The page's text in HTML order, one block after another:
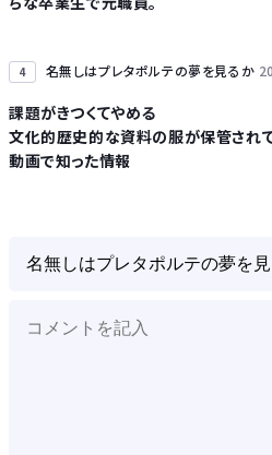
4 名無しはプレタポルテの夢を見るか
課題がきつくてやめる
文化的歴史的な資料の服が保管され
動画で知った情報